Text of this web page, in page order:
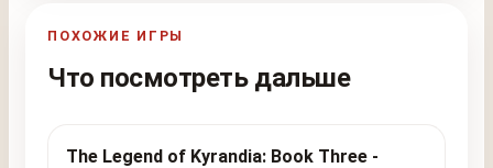
ПОХОЖИЕ ИГРЫ
Что посмотреть дальше
The Legend of Kyrandia: Book Three -